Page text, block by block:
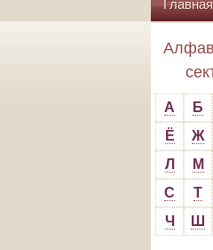
Главная
А Б
Ё
Ж
Л
М
С
Т
Ч
Ш